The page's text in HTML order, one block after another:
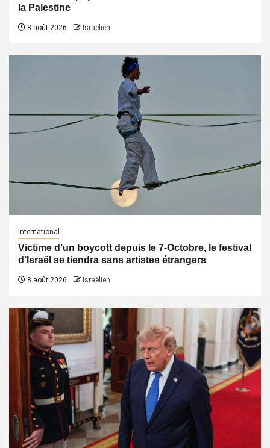
la Palestine
8 août 2026 Israëlien
International
Victime d’un boycott depuis le 7-Octobre, le festival
d’Israël se tiendra sans artistes étrangers
8 août 2026 Israëlien